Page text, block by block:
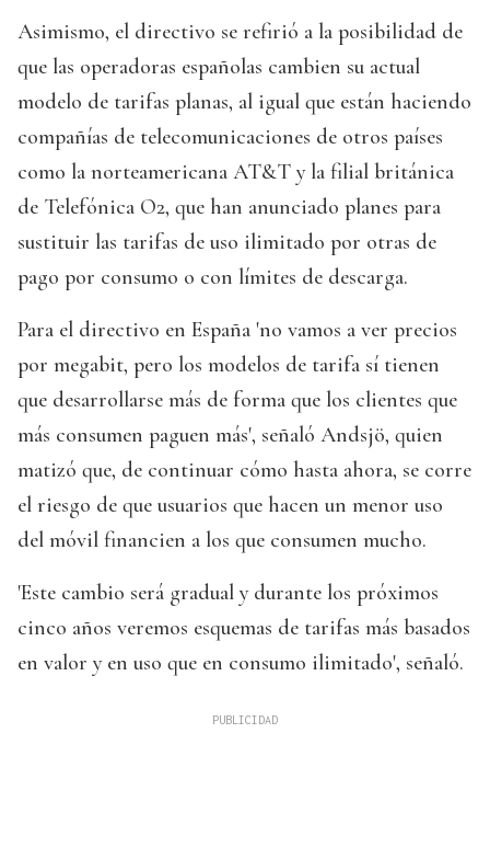
Asimismo, el directivo se refirió a la posibilidad de
que las operadoras españolas cambien su actual
modelo de tarifas planas, al igual que están haciendo
compañías de telecomunicaciones de otros países
como la norteamericana AT&T y la filial británica
de Telefónica O2, que han anunciado planes para
sustituir las tarifas de uso ilimitado por otras de
pago por consumo o con límites de descarga.
Para el directivo en España 'no vamos a ver precios
por megabit, pero los modelos de tarifa sí tienen
que desarrollarse más de forma que los clientes que
más consumen paguen más', señaló Andsjö, quien
matizó que, de continuar cómo hasta ahora, se corre
el riesgo de que usuarios que hacen un menor uso
del móvil financien a los que consumen mucho.
'Este cambio será gradual y durante los próximos
cinco años veremos esquemas de tarifas más basados
en valor y en uso que en consumo ilimitado', señaló.